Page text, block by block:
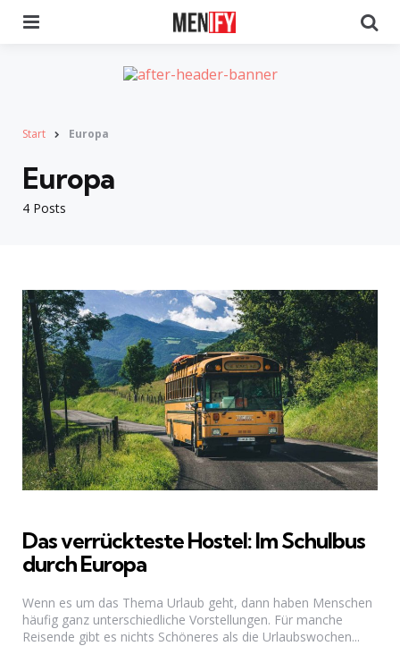
Start Europa
4 Posts
Europa
Das verrückteste Hostel: Im Schulbus
durch Europa
Wenn es um das Thema Urlaub geht, dann haben Menschen
häufig ganz unterschiedliche Vorstellungen. Für manche
Reisende gibt es nichts Schöneres als die Urlaubswochen...